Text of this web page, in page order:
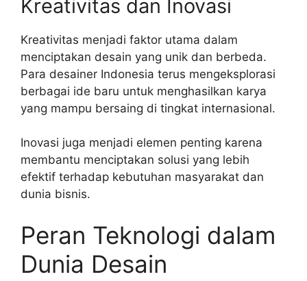
Kreativitas dan Inovasi
Kreativitas menjadi faktor utama dalam
menciptakan desain yang unik dan berbeda.
Para desainer Indonesia terus mengeksplorasi
berbagai ide baru untuk menghasilkan karya
yang mampu bersaing di tingkat internasional.
Inovasi juga menjadi elemen penting karena
membantu menciptakan solusi yang lebih
efektif terhadap kebutuhan masyarakat dan
dunia bisnis.
Peran Teknologi dalam
Dunia Desain